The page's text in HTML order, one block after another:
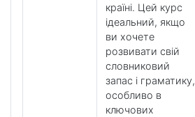
країні. Цей курс
ідеальний, якщо
ви хочете
розвивати свій
словниковий
запас і граматику,
особливо в
ключових